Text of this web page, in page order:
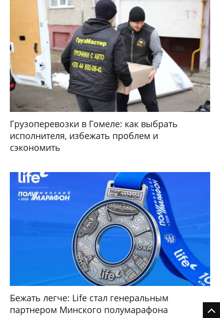
Грузоперевозки в Гомеле: как выбрать
исполнителя, избежать проблем и
сэкономить
Бежать легче: Life стал генеральным
партнером Минского полумарафона